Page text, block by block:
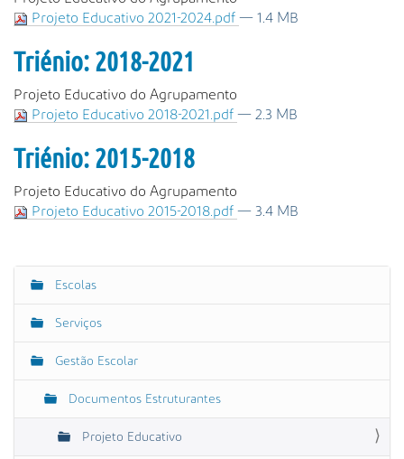
Projeto Educativo 2021-2024.pdf — 1.4 MB
Triénio: 2018-2021
Projeto Educativo do Agrupamento
Projeto Educativo 2018-2021.pdf — 2.3 MB
Triénio: 2015-2018
Projeto Educativo do Agrupamento
Projeto Educativo 2015-2018.pdf — 3.4 MB
N
e
Escolas
Serviços
Gestão Escolar
Documentos Estruturantes
Projeto Educativo